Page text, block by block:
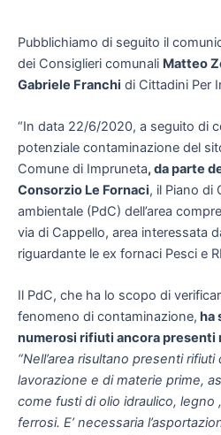
Pubblichiamo di seguito il
dei Consiglieri comunali Matteo
Gabriele Franchi di Cittadini Per
“In data 22/6/2020, a seguito di
potenziale contaminazione del
Comune di Impruneta, da parte
Consorzio Le Fornaci, il Piano di
ambientale (PdC) dell’area
via di Cappello, area interessata
riguardante le ex fornaci Pesci e
Il PdC, che ha lo scopo di
fenomeno di contaminazione, ha
numerosi rifiuti ancora presenti
“Nell’area risultano presenti
lavorazione e di materie prime,
come fusti di olio idraulico, legno
ferrosi. E’ necessaria